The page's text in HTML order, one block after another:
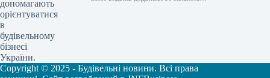
допомагають
орієнтуватися
в
будівельному
бізнесі
України.
Copyright © 2025 - Будівельні новини. Всі права